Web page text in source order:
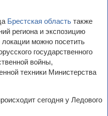
Брестская область также
региона и экспозицию
можно посетить
государственного
войны,
техники Министерства